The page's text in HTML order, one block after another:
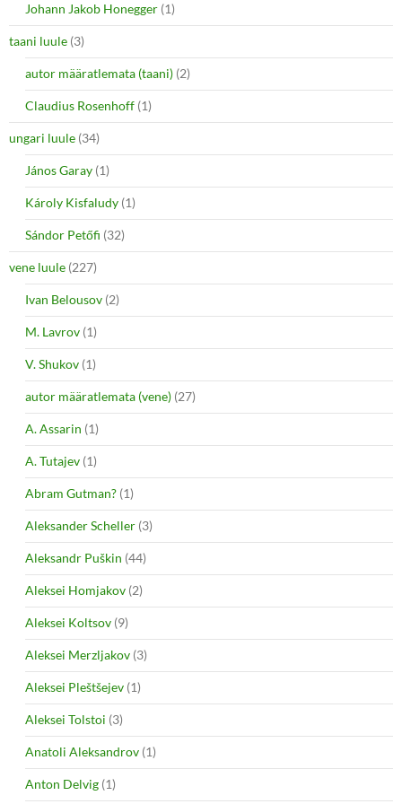
Johann Jakob Honegger (1)
taani luule (3)
autor määratlemata (taani) (2)
Claudius Rosenhoff (1)
ungari luule (34)
János Garay (1)
Károly Kisfaludy (1)
Sándor Petőfi (32)
vene luule (227)
Ivan Belousov (2)
M. Lavrov (1)
V. Shukov (1)
autor määratlemata (vene) (27)
A. Assarin (1)
A. Tutajev (1)
Abram Gutman? (1)
Aleksander Scheller (3)
Aleksandr Puškin (44)
Aleksei Homjakov (2)
Aleksei Koltsov (9)
Aleksei Merzljakov (3)
Aleksei Pleštšejev (1)
Aleksei Tolstoi (3)
Anatoli Aleksandrov (1)
Anton Delvig (1)